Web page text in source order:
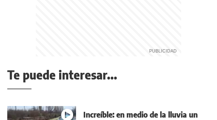
Te puede interesar...
Increíble: en medio de la lluvia un